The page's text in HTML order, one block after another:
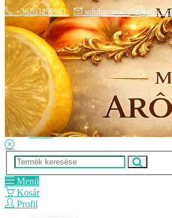
Hírek
Elérhetőségek
Szállítási Opciók
Adatkezelési Tájékoztató
ÁSZF
+36203299961 solubaroma2@gmail.com
Menü
Kosár
Profil